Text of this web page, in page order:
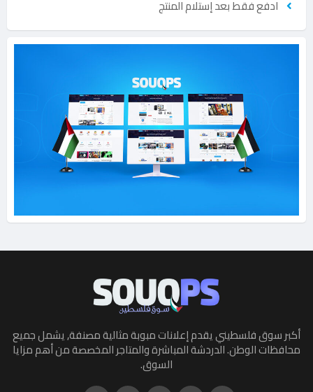
ادفع فقط بعد إستلام المنتج
أكبر سوق فلسطيني يقدم إعلانات مبوبة مثالية مصنفة, يشمل جميع
محافظات الوطن. الدردشة المباشرة والمتاجر المخصصة من أهم مزايا
السوق.